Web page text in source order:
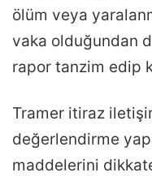
ölüm veya
vaka olduğundan
rapor tanzim edip
Tramer itiraz
değerlendirme
maddelerini